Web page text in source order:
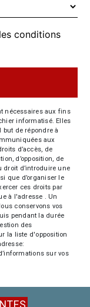
conditions
nécessaires aux fins
informatisé. Elles
de répondre à
aux
d’accès, de
d’opposition, de
droit d’introduire une
que d’organiser le
ces droits par
à l'adresse . Un
conservons vos
pendant la durée
des
la liste d'opposition
sur vos